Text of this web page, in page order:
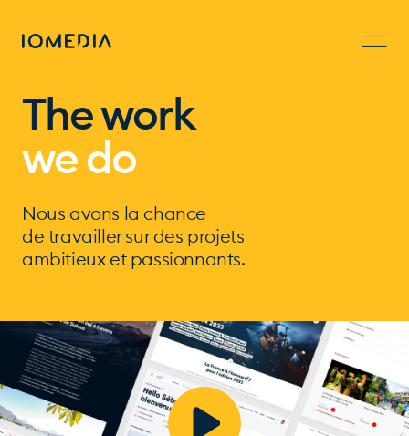
The work
we do
Nous avons la chance
de travailler sur des projets
ambitieux et passionnants.